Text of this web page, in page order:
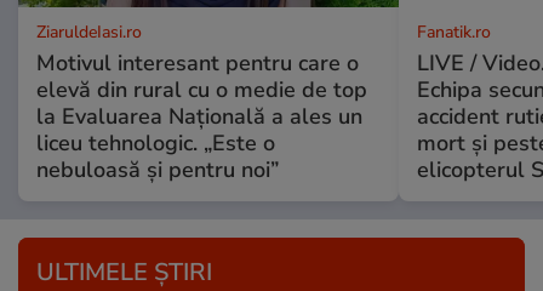
ZiaruldeIasi.ro
Motivul interesant pentru care o
elevă din rural cu o medie de top
la Evaluarea Națională a ales un
liceu tehnologic. „Este o
nebuloasă și pentru noi”
Fanatik.ro
LIVE /
Echipa
accident
mort și
elicopterul
ULTIMELE ȘTIRI